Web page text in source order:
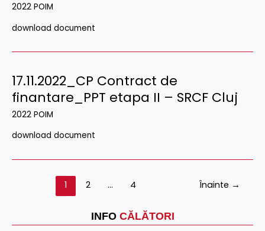
INFO CĂLĂTORI
2022 POIM
download document
17.11.2022_CP Contract de
finantare_PPT etapa II – SRCF Cluj
2022 POIM
download document
1 2 … 4 Înainte →